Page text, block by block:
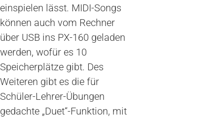
einspielen lässt. MIDI-Songs
können auch vom Rechner
über USB ins PX-160 geladen
werden, wofür es 10
Speicherplätze gibt. Des
Weiteren gibt es die für
Schüler-Lehrer-Übungen
gedachte „Duet“-Funktion, mit